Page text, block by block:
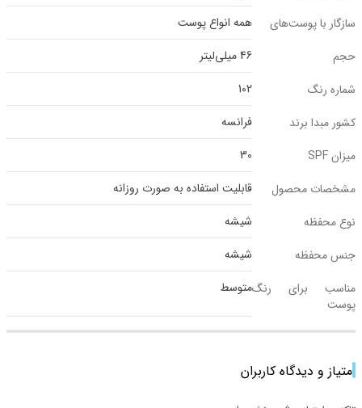
سازگار با پوست‌‌های
همه انواع پوست
حجم
46 میلی‌لیتر
شماره رنگ
102
کشور مبدا برند
فرانسه
میزان SPF
30
مشخصات محصول
قابلیت استفاده به صورت روزانه
نوع محفظه
شیشه
جنس محفظه
شیشه
مناسب برای رنگ
پوست
متوسط
امتیاز و دیدگاه کاربران